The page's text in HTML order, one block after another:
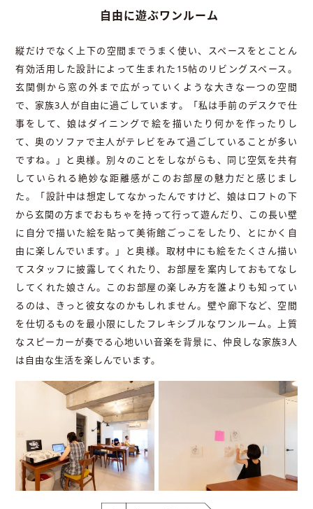
自由に遊ぶワンルーム
縦だけでなく上下の空間までうまく使い、スペースをとことん
有効活用した設計によって生まれた15帖のリビングスペース。
玄関側から窓の外まで広がっていくような大きな一つの空間
で、家族3人が自由に過ごしています。「私は手前のデスクで仕
事をして、娘はダイニングで絵を描いたり何かを作ったりし
て、奥のソファで主人がテレビをみて過ごしていることが多い
ですね。」と奥様。別々のことをしながらも、同じ空気を共有
していられる絶妙な距離感がこのお部屋の魅力だと感じまし
た。「設計中は想定してなかったんですけど、娘はロフトの下
から玄関の方までおもちゃを持って行って遊んだり、この長い壁
に自分で描いた絵を貼って美術館ごっこをしたり、とにかく自
由に楽しんでいます。」と奥様。取材中にも絵をたくさん描い
てスタッフに披露してくれたり、お部屋を案内しておもてなし
してくれた娘さん。このお部屋の楽しみ方を誰よりも知ってい
るのは、きっと彼女なのかもしれません。壁や廊下など、空間
を仕切るものを最小限にしたフレキシブルなワンルーム。上質
なスピーカーが奏でる心地いい音楽を背景に、仲良しな家族3人
は自由な生活を楽しんでいます。